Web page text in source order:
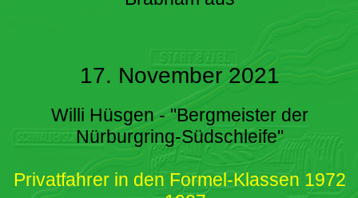
17. November 2021
Willi Hüsgen - "Bergmeister der
Nürburgring-Südschleife"
Privatfahrer in den Formel-Klassen 1972